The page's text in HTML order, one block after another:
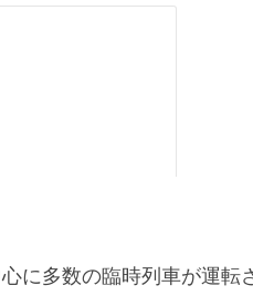
に多数の臨時列車が運転